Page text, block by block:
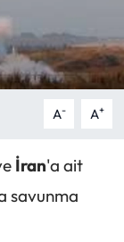
A- A+
İran'a ait
savunma